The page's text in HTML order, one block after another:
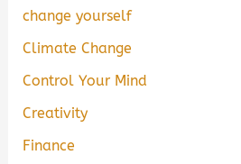
change yourself
Climate Change
Control Your Mind
Creativity
Finance